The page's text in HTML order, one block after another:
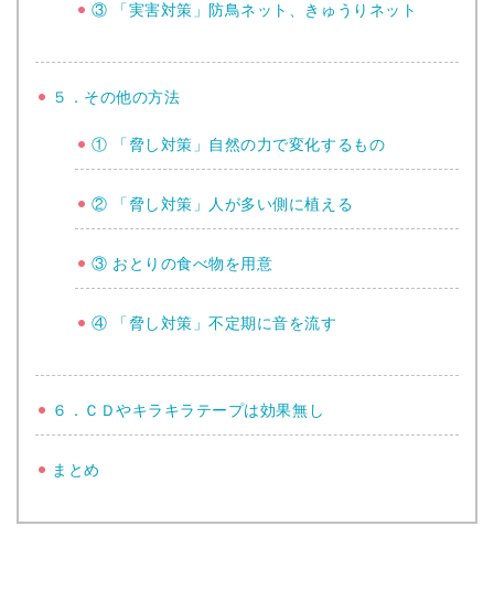
③ 「実害対策」防鳥ネット、きゅうりネット
５．その他の方法
① 「脅し対策」自然の力で変化するもの
② 「脅し対策」人が多い側に植える
③ おとりの食べ物を用意
④ 「脅し対策」不定期に音を流す
６．ＣＤやキラキラテープは効果無し
まとめ